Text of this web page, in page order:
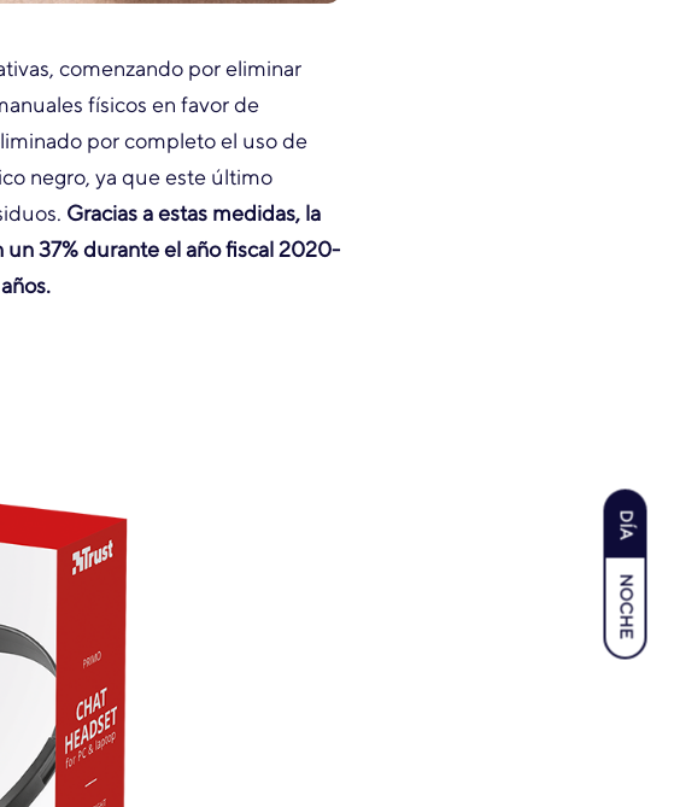
DÍA
NOCHE
comenzando por eliminar
físicos en favor de
por completo el uso de
negro, ya que este último
Gracias a estas medidas, la
37% durante el año fiscal 2020-